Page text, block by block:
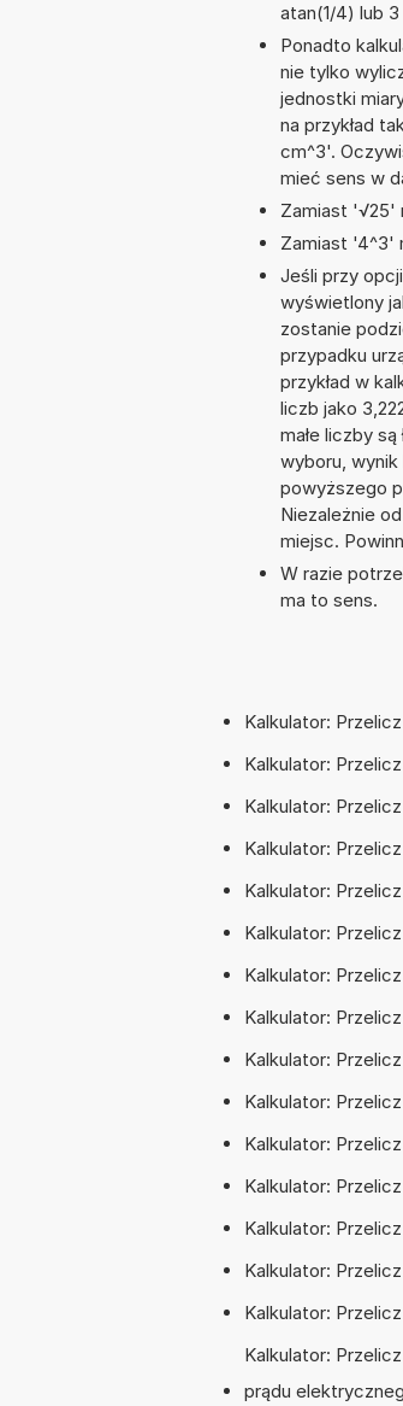
atan(1/4) lub
Ponadto
nie tylko
jednostki
na przykład
cm^3'.
mieć sens w
Zamiast '√25'
Zamiast '4^3'
Jeśli przy
wyświetlony
zostanie
przypadku
przykład w
liczb jako
małe liczby
wyboru,
powyższego
Niezależnie
miejsc.
W razie
ma to sens.
Kalkulator:
Kalkulator:
Kalkulator:
Kalkulator:
Kalkulator:
Kalkulator:
Kalkulator:
Kalkulator:
Kalkulator:
Kalkulator:
Kalkulator:
Kalkulator:
Kalkulator:
Kalkulator:
Kalkulator:
Kalkulator:
prądu